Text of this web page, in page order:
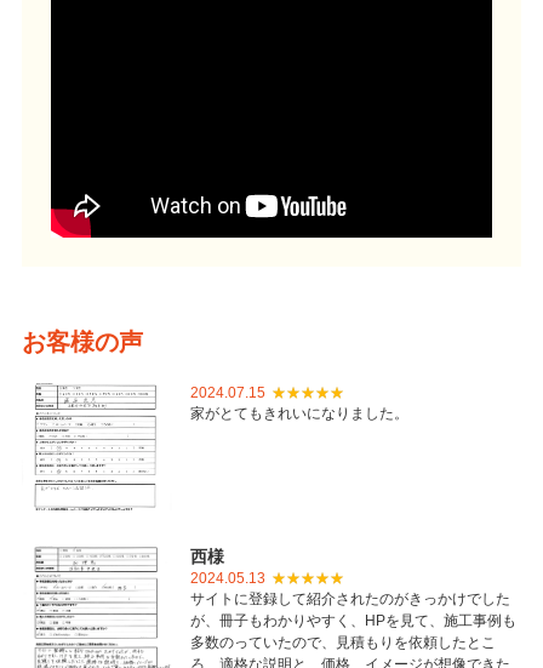
お客様の声
2024.07.15
家がとてもきれいになりました。
西様
2024.05.13
サイトに登録して紹介されたのがきっかけでした
が、冊子もわかりやすく、HPを見て、施工事例も
多数のっていたので、見積もりを依頼したとこ